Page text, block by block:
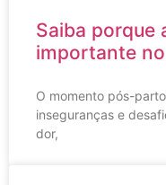
Saiba porque
importante
O momento pós-
inseguranças e
dor,